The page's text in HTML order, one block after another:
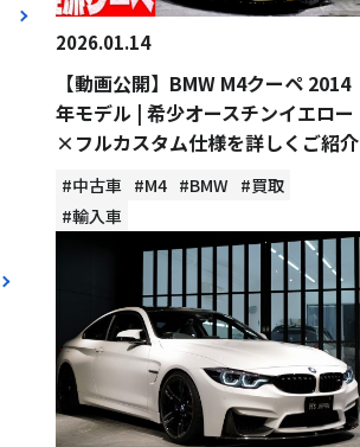
2026.01.14
【動画公開】BMW M4クーペ 2014
年モデル | 希少オースチンイエロー
×フルカスタム仕様を詳しくご紹介
#中古車 #M4 #BMW #買取
#輸入車